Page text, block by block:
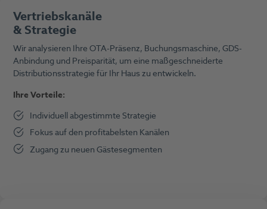
Vertriebskanäle
& Strategie
Wir analysieren Ihre OTA-Präsenz, Buchungsmaschine, GDS-
Anbindung und Preisparität, um eine maßgeschneiderte
Distributionsstrategie für Ihr Haus zu entwickeln.
Ihre Vorteile:
Individuell abgestimmte Strategie
Fokus auf den profitabelsten Kanälen
Zugang zu neuen Gästesegmenten